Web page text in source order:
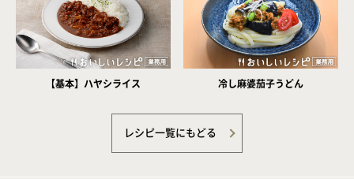
【基本】ハヤシライス 冷し麻婆茄子うどん
レシピ一覧にもどる